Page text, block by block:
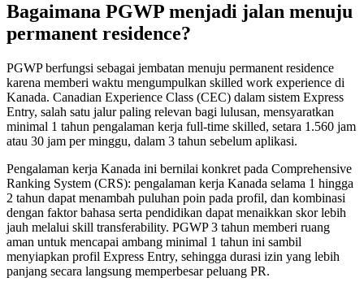
Bagaimana PGWP menjadi jalan menuju
permanent residence?
PGWP berfungsi sebagai jembatan menuju permanent residence
karena memberi waktu mengumpulkan skilled work experience di
Kanada. Canadian Experience Class (CEC) dalam sistem Express
Entry, salah satu jalur paling relevan bagi lulusan, mensyaratkan
minimal 1 tahun pengalaman kerja full-time skilled, setara 1.560 jam
atau 30 jam per minggu, dalam 3 tahun sebelum aplikasi.
Pengalaman kerja Kanada ini bernilai konkret pada Comprehensive
Ranking System (CRS): pengalaman kerja Kanada selama 1 hingga
2 tahun dapat menambah puluhan poin pada profil, dan kombinasi
dengan faktor bahasa serta pendidikan dapat menaikkan skor lebih
jauh melalui skill transferability. PGWP 3 tahun memberi ruang
aman untuk mencapai ambang minimal 1 tahun ini sambil
menyiapkan profil Express Entry, sehingga durasi izin yang lebih
panjang secara langsung memperbesar peluang PR.